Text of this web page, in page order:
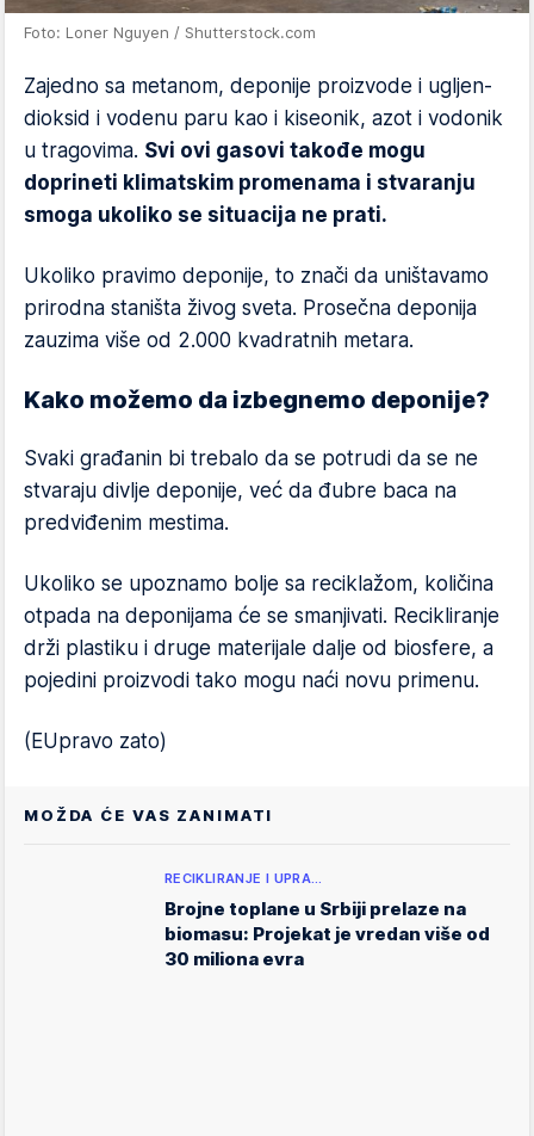
Foto: Loner Nguyen / Shutterstock.com
Zajedno sa metanom, deponije proizvode i ugljen-
dioksid i vodenu paru kao i kiseonik, azot i vodonik
u tragovima. Svi ovi gasovi takođe mogu
doprineti klimatskim promenama i stvaranju
smoga ukoliko se situacija ne prati.
Ukoliko pravimo deponije, to znači da uništavamo
prirodna staništa živog sveta. Prosečna deponija
zauzima više od 2.000 kvadratnih metara.
Kako možemo da izbegnemo deponije?
Svaki građanin bi trebalo da se potrudi da se ne
stvaraju divlje deponije, već da đubre baca na
predviđenim mestima.
Ukoliko se upoznamo bolje sa reciklažom, količina
otpada na deponijama će se smanjivati. Recikliranje
drži plastiku i druge materijale dalje od biosfere, a
pojedini proizvodi tako mogu naći novu primenu.
(EUpravo zato)
MOŽDA ĆE VAS ZANIMATI
RECIKLIRANJE I UPRA…
Brojne toplane u Srbiji prelaze na
biomasu: Projekat je vredan više od
30 miliona evra